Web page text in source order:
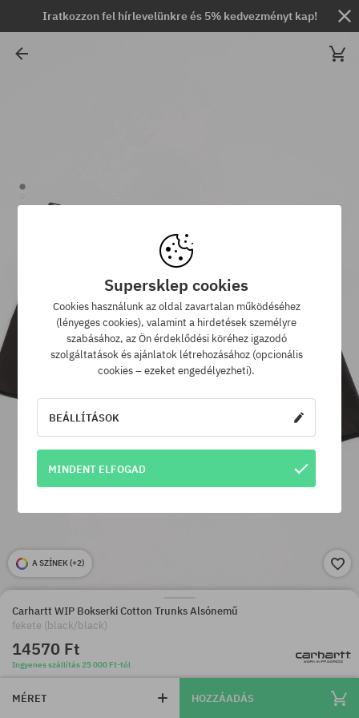
Iratkozzon fel hírlevelünkre és 5% kedvezményt kap!
A SZÍNEK (+2)
Carhartt WIP Bokserki Cotton Trunks Alsónemű
fekete (black/black)
14570 Ft
Ingyenes szállítás 25 000 Ft-tól
MÉRET HOZZÁADÁS
Supersklep cookies
Cookies használunk az oldal zavartalan működéséhez
(lényeges cookies), valamint a hirdetések személyre
szabásához, az Ön érdeklődési köréhez igazodó
szolgáltatások és ajánlatok létrehozásához (opcionális
cookies – ezeket engedélyezheti).
BEÁLLÍTÁSOK
MINDENT ELFOGAD